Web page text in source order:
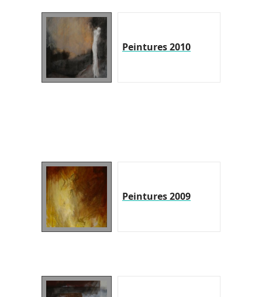
Peintures 2010
Peintures 2009